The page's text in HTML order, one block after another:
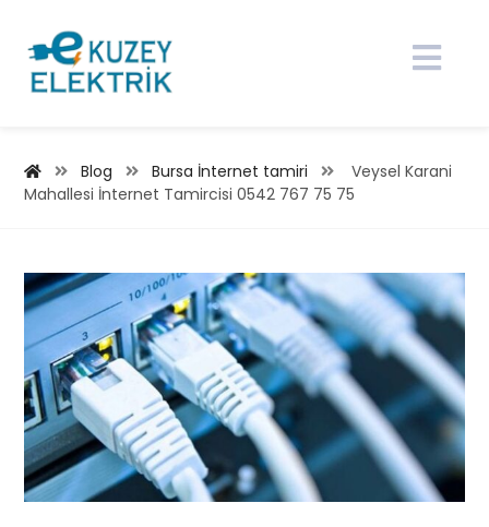
Blog Bursa İnternet tamiri
Veysel Karani
Mahallesi İnternet Tamircisi 0542 767 75 75